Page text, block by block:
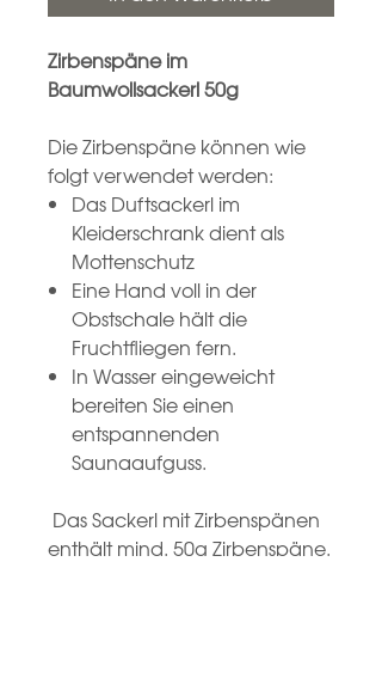
Zirbenspäne im
Baumwollsackerl 50g
Die Zirbenspäne können wie
folgt verwendet werden:
Das Duftsackerl im
Kleiderschrank dient als
Mottenschutz
Eine Hand voll in der
Obstschale hält die
Fruchtfliegen fern.
In Wasser eingeweicht
bereiten Sie einen
entspannenden
Saunaaufguss.
Das Sackerl mit Zirbenspänen
enthält mind. 50g Zirbenspäne.